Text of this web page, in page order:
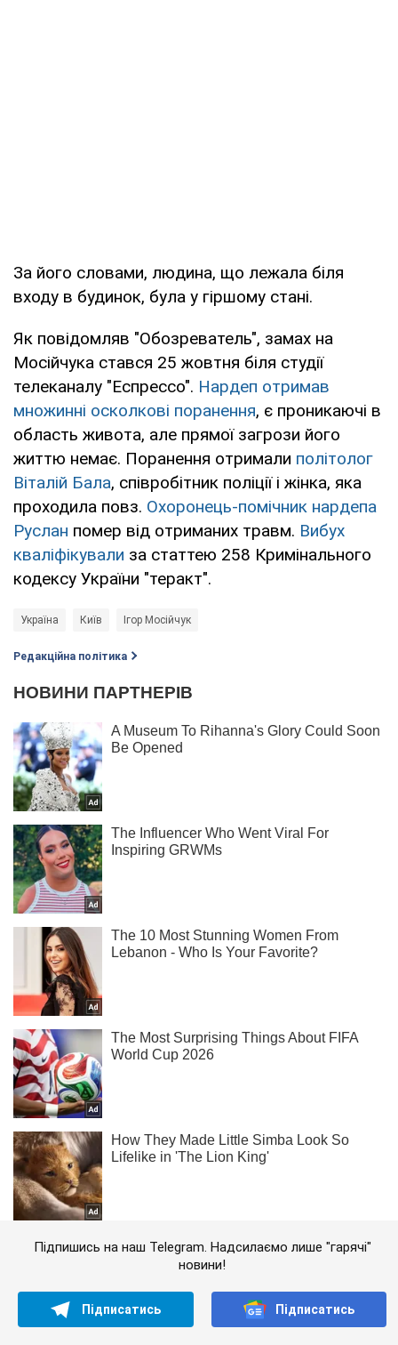
За його словами, людина, що лежала біля
входу в будинок, була у гіршому стані.
Як повідомляв "Обозреватель", замах на
Мосійчука стався 25 жовтня біля студії
телеканалу "Еспрессо". Нардеп отримав
множинні осколкові поранення, є проникаючі в
область живота, але прямої загрози його
життю немає. Поранення отримали політолог
Віталій Бала, співробітник поліції і жінка, яка
проходила повз. Охоронець-помічник нардепа
Руслан помер від отриманих травм. Вибух
кваліфікували за статтею 258 Кримінального
кодексу України "теракт".
Україна Київ Ігор Мосійчук
Редакційна політика
Підпишись на наш Telegram. Надсилаємо лише "гарячі"
новини!
Підписатись Підписатись